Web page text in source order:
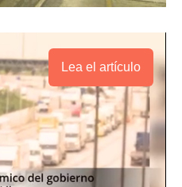
Lea el artículo